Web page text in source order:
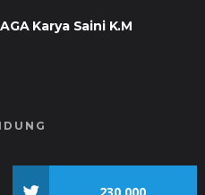
Karya Saini K.M